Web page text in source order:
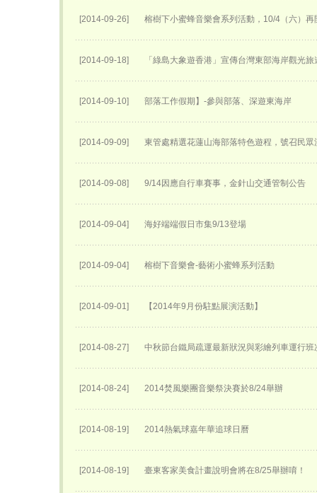
[2014-09-26] 榕樹下小蜜蜂音樂會系列活動，10/4（六）再
[2014-09-18] 「綠島大象遊香港」宣傳台灣東部海岸觀光
[2014-09-10] 部落工作假期】-參與部落、深遊東海岸
[2014-09-09] 東管處精選花蓮山海部落特色遊程，號召民
[2014-09-08] 9/14因應自行車賽事，金針山交通管制公告
[2014-09-04] 海好端端假日市集9/13登場
[2014-09-04] 榕樹下音樂會-藝術小蜜蜂系列活動
[2014-09-01] 【2014年9月份駐點展演活動】
[2014-08-27] 中秋節台鐵局疏運最新狀況與彩繪列車運行班
[2014-08-24] 2014焚風樂團音樂祭決賽於8/24舉辦
[2014-08-19] 2014熱氣球嘉年華追球日曆
[2014-08-19] 臺東客家美食計畫說明會將在8/25舉辦唷！